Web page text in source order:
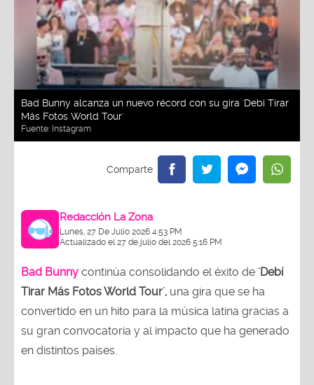
Bad Bunny alcanza un nuevo récord con su gira 'Debí Tirar
Más Fotos World Tour'
Fuente: Instagram
Redacción La Zona
Lunes, 27 De Julio 2026 4:53 PM
Actualizado el 27 de julio del 2026 5:16 PM
Bad Bunny continúa consolidando el éxito de 'Debí
Tirar Más Fotos World Tour', una gira que se ha
convertido en un hito para la música latina gracias a
su gran convocatoria y al impacto que ha generado
en distintos países.